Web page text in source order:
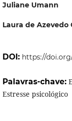
Juliane Umann
Laura de Azevedo
DOI: https://
Palavras-chave:
Estresse psicológico